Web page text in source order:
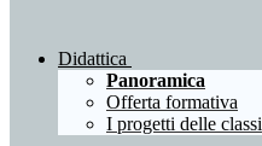
Didattica
Panoramica
Offerta formativa
I progetti delle classi